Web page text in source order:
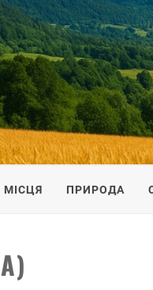
УКРАЇНІ
МІСЦЯ ПРИРОДА